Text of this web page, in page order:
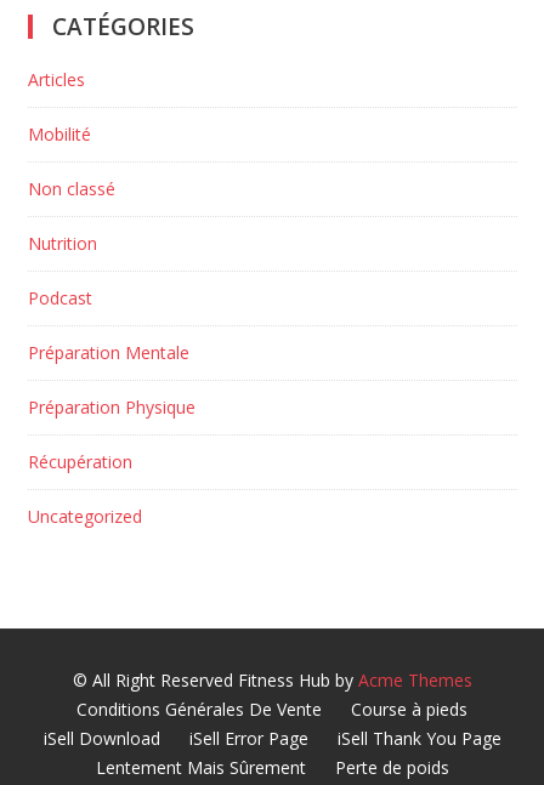
CATÉGORIES
Articles
Mobilité
Non classé
Nutrition
Podcast
Préparation Mentale
Préparation Physique
Récupération
Uncategorized
© All Right Reserved Fitness Hub by Acme Themes
Conditions Générales De Vente
Course à pieds
iSell Download
iSell Error Page
iSell Thank You Page
Lentement Mais Sûrement
Perte de poids